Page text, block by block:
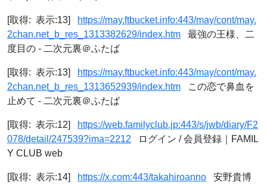
[取得: 表示:13]
https://may.ftbucket.info:443/may/cont/may.
2chan.net_b_res_1313382629/index.htm 最強の王様、二
度目の - 二次元裏＠ふたば
[取得: 表示:13]
https://may.ftbucket.info:443/may/cont/may.
2chan.net_b_res_1313652939/index.htm この恋で鼻血を
止めて - 二次元裏＠ふたば
[取得: 表示:12]
https://web.familyclub.jp:443/s/jwb/diary/F2
078/detail/247539?ima=2212 ログイン / 会員登録｜FAMIL
Y CLUB web
[取得: 表示:14] https://x.com:443/takahiroanno 安野貴博